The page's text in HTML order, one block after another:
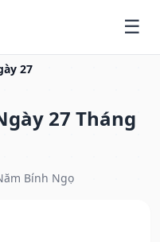
27
27 Tháng
Bính Ngọ